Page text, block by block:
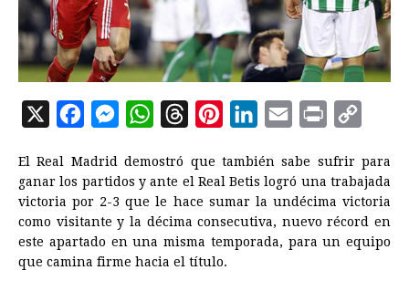
X
c
e
b
o
M
s
e
n
W
a
t
s
A
r
e
a
d
n
t
e
r
n
k
e
d
a
i
l
i
n
t
p
y
L
i
El Real Madrid demostró que también sabe sufrir para
ganar los partidos y ante el Real Betis logró una trabajada
victoria por 2-3 que le hace sumar la undécima victoria
como visitante y la décima consecutiva, nuevo récord en
este apartado en una misma temporada, para un equipo
que camina firme hacia el título.